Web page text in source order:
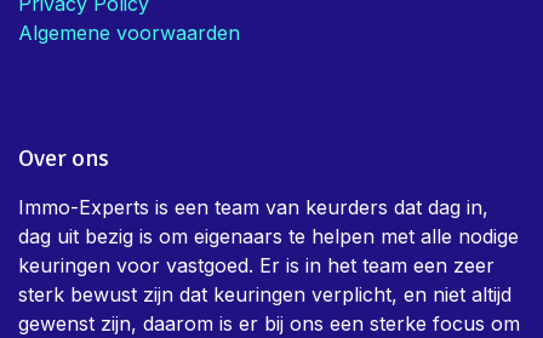
Algemene voorwaarden
Over ons
Immo-Experts is een team van keurders dat dag in,
dag uit bezig is om eigenaars te helpen met alle nodige
keuringen voor vastgoed. Er is in het team een zeer
sterk bewust zijn dat keuringen verplicht, en niet altijd
gewenst zijn, daarom is er bij ons een sterke focus om